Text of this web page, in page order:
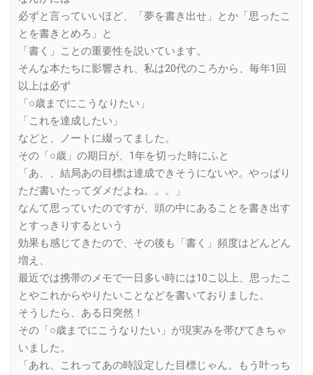
必ずと言っていいほど、「夢を書き出せ」とか「思ったこ
とを書きとめろ」と
「書く」ことの重要性を説いています。
そんな本たちに影響され、私は20代のころから、毎年1回
以上は必ず
「○歳までにこうなりたい」
「これを達成したい」
などと、ノートに綴ってました。
その「○歳」の期日が、1年を切った時にふと
「あ、、結局あの目標は達成できそうにないや。やっぱり
ただ書いたってダメだよね。。。」
なんて思っていたのですが、頭の中にあることを書き出す
とすっきりするという
効果も感じてきたので、その後も「書く」頻度はどんどん
増え、
最近では携帯のメモで一日多い時には10こ以上、思ったこ
とやこれからやりたいことなどを書いておりました。
そうしたら、ある日突然！
その「○歳までにこうなりたい」が現実みを帯びてきちゃ
いました。
「あれ、これってあの時設定した目標じゃん。もう叶っち